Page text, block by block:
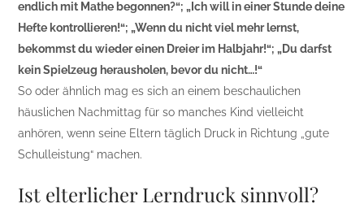
endlich mit Mathe begonnen?“; „Ich will in einer Stunde deine
Hefte kontrollieren!“; „Wenn du nicht viel mehr lernst,
bekommst du wieder einen Dreier im Halbjahr!“; „Du darfst
kein Spielzeug herausholen, bevor du nicht…!“
So oder ähnlich mag es sich an einem beschaulichen
häuslichen Nachmittag für so manches Kind vielleicht
anhören, wenn seine Eltern täglich Druck in Richtung „gute
Schulleistung“ machen.
Ist elterlicher Lerndruck sinnvoll?